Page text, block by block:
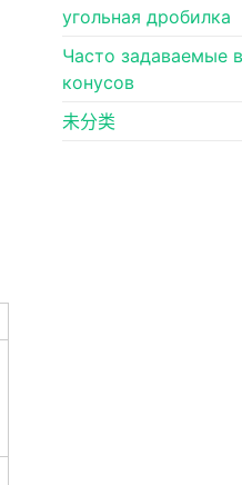
угольная дробилка
Часто задаваемые
конусов
未分类